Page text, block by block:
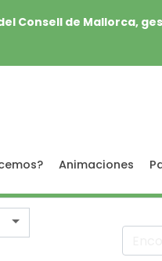
Consell de Mallorca,
Animaciones